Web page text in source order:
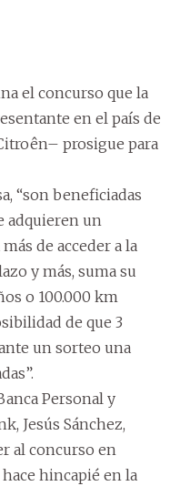
el concurso que la
en el país de
prosigue para
“son beneficiadas
adquieren un
de acceder a la
y más, suma su
o 100.000 km
de que 3
un sorteo una
Personal y
Jesús Sánchez,
al concurso en
hincapié en la